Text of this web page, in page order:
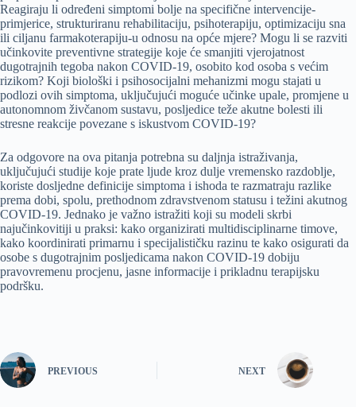
Reagiraju li određeni simptomi bolje na specifične intervencije-
primjerice, strukturiranu rehabilitaciju, psihoterapiju, optimizaciju sna
ili ciljanu farmakoterapiju-u odnosu na opće mjere? Mogu li se razviti
učinkovite preventivne strategije koje će smanjiti vjerojatnost
dugotrajnih tegoba nakon COVID-19, osobito kod osoba s većim
rizikom? Koji biološki i psihosocijalni mehanizmi mogu stajati u
podlozi ovih simptoma, uključujući moguće učinke upale, promjene u
autonomnom živčanom sustavu, posljedice teže akutne bolesti ili
stresne reakcije povezane s iskustvom COVID-19?
Za odgovore na ova pitanja potrebna su daljnja istraživanja,
uključujući studije koje prate ljude kroz dulje vremensko razdoblje,
koriste dosljedne definicije simptoma i ishoda te razmatraju razlike
prema dobi, spolu, prethodnom zdravstvenom statusu i težini akutnog
COVID-19. Jednako je važno istražiti koji su modeli skrbi
najučinkovitiji u praksi: kako organizirati multidisciplinarne timove,
kako koordinirati primarnu i specijalističku razinu te kako osigurati da
osobe s dugotrajnim posljedicama nakon COVID-19 dobiju
pravovremenu procjenu, jasne informacije i prikladnu terapijsku
podršku.
PREVIOUS NEXT